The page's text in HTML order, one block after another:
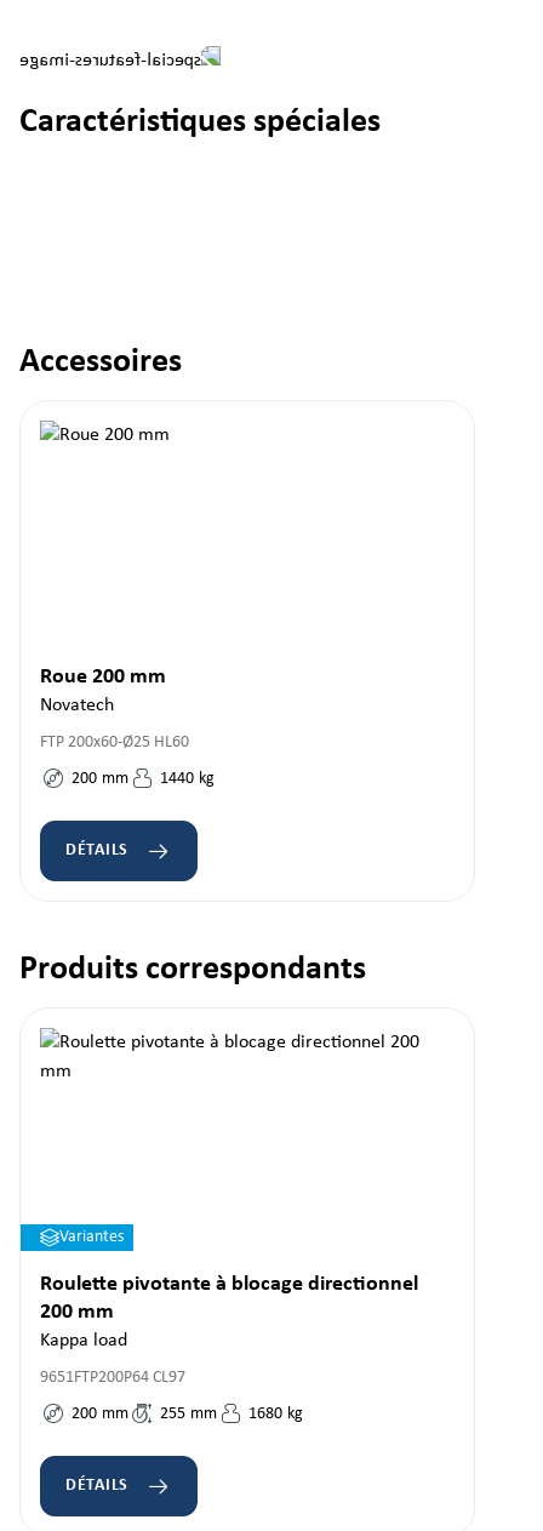
Caractéristiques spéciales
Ignorer la galerie de produits
Accessoires
Roue 200 mm
Novatech
FTP 200x60-Ø25 HL60
200 mm 1440 kg
DÉTAILS
Ignorer la galerie de produits
Produits correspondants
Variantes
Roulette pivotante à blocage directionnel
200 mm
Kappa load
9651FTP200P64 CL97
200 mm 255 mm 1680 kg
DÉTAILS